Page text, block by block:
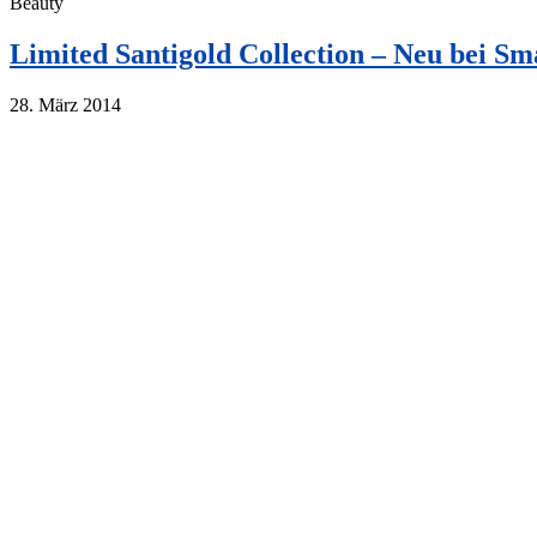
Limited Santigold Collection – Neu bei
28. März 2014